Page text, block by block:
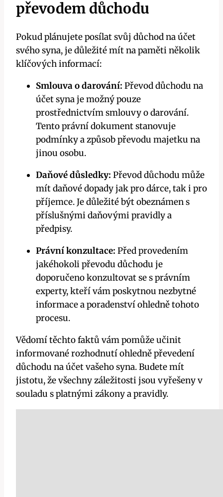
převodem důchodu
Pokud plánujete posílat svůj důchod na účet
svého syna, je důležité mít na paměti několik
klíčových informací:
Smlouva o darování: Převod důchodu na
účet syna je možný pouze
prostřednictvím smlouvy o darování.
Tento právní dokument stanovuje
podmínky a způsob převodu majetku na
jinou osobu.
Daňové důsledky: Převod důchodu může
mít daňové dopady jak pro dárce, tak i pro
příjemce. Je důležité být obeznámen s
příslušnými daňovými pravidly a
předpisy.
Právní konzultace: Před provedením
jakéhokoli převodu důchodu je
doporučeno konzultovat se s právním
experty, kteří vám poskytnou nezbytné
informace a poradenství ohledně tohoto
procesu.
Vědomí těchto faktů vám pomůže učinit
informované rozhodnutí ohledně převedení
důchodu na účet vašeho syna. Budete mít
jistotu, že všechny záležitosti jsou vyřešeny v
souladu s platnými zákony a pravidly.